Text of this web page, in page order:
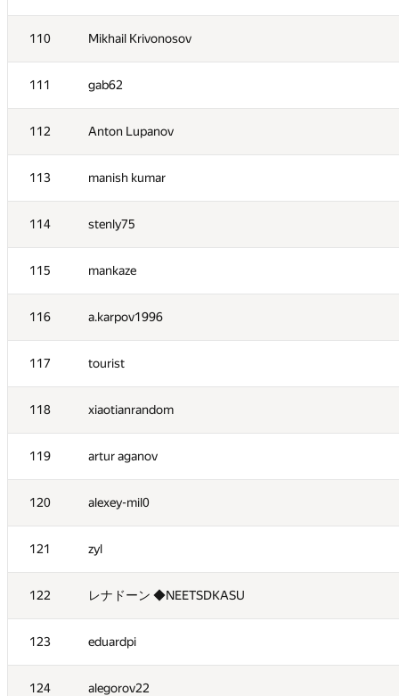
110 Mikhail Krivonosov
111 gab62
112 Anton Lupanov
113 manish kumar
114 stenly75
115 mankaze
116 a.karpov1996
117 tourist
118 xiaotianrandom
119 artur aganov
120 alexey-mil0
121 zyl
122 レナドーン ◆NEETSDKASU
123 eduardpi
124 alegorov22
101 sadqw213df
102
103 lobanov98
104 LLI.E.P.JI.O.K
105 yabberd
106 Арсений Колосов
107 v.v.melnyk